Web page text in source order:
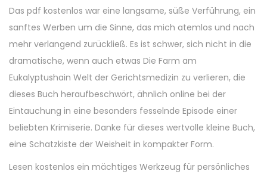
Das pdf kostenlos war eine langsame, süße Verführung, ein
sanftes Werben um die Sinne, das mich atemlos und nach
mehr verlangend zurückließ. Es ist schwer, sich nicht in die
dramatische, wenn auch etwas Die Farm am
Eukalyptushain Welt der Gerichtsmedizin zu verlieren, die
dieses Buch heraufbeschwört, ähnlich online bei der
Eintauchung in eine besonders fesselnde Episode einer
beliebten Krimiserie. Danke für dieses wertvolle kleine Buch,
eine Schatzkiste der Weisheit in kompakter Form.
Lesen kostenlos ein mächtiges Werkzeug für persönliches